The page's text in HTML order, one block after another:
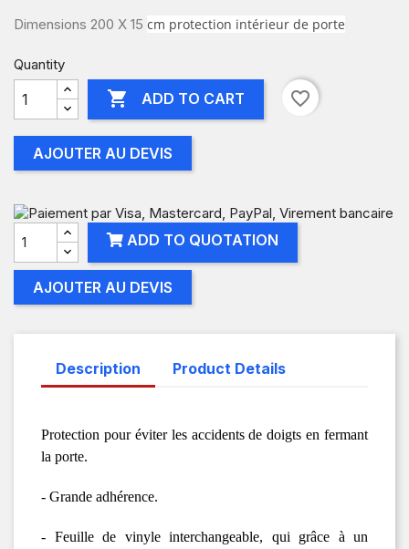
Dimensions 200 X 15 cm protection intérieur de porte
Quantity
 ADD TO CART favorite_border
AJOUTER AU DEVIS
ADD TO QUOTATION
AJOUTER AU DEVIS
Description Product Details
Protection pour éviter les accidents de doigts en fermant
la porte.
- Grande adhérence.
- Feuille de vinyle interchangeable, qui grâce à un